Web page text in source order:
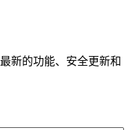
新的功能、安全更新和